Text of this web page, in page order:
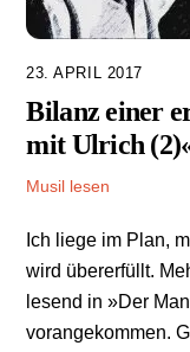
23. APRIL 2017
Bilanz einer
mit Ulrich
Musil lesen
Ich liege im Plan,
wird übererfüllt.
lesend in »Der
vorangekommen.